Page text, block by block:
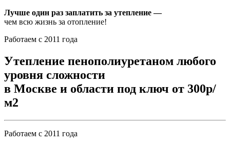
Лучше один раз заплатить за утепление —
чем всю жизнь за отопление!
Работаем с 2011 года
Утепление пенополиуретаном любого
уровня сложности
в Москве и области под ключ от 300р/
м2
Работаем с 2011 года